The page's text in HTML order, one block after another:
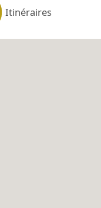
Itinéraires